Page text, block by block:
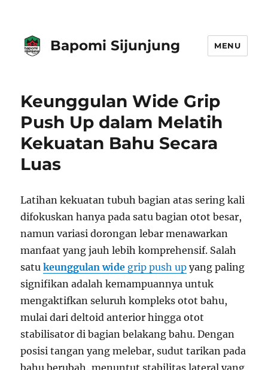
Bapomi Sijunjung MENU
Keunggulan Wide Grip
Push Up dalam Melatih
Kekuatan Bahu Secara
Luas
Latihan kekuatan tubuh bagian atas sering kali
difokuskan hanya pada satu bagian otot besar,
namun variasi dorongan lebar menawarkan
manfaat yang jauh lebih komprehensif. Salah
satukeunggulan wide grip push up yang paling
signifikan adalah kemampuannya untuk
mengaktifkan seluruh kompleks otot bahu,
mulai dari deltoid anterior hingga otot
stabilisator di bagian belakang bahu. Dengan
posisi tangan yang melebar, sudut tarikan pada
bahu berubah, menuntut stabilitas lateral yang